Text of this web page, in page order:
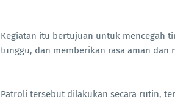
Kegiatan itu bertujuan untuk mencegah
tunggu, dan memberikan rasa aman dan
Patroli tersebut dilakukan secara rutin,